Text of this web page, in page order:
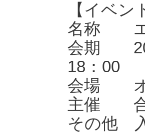
【イベン
名称 エ
会期
18：00
会場 オ
主催 合
その他